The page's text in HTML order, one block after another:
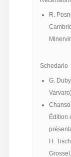
R.
Schedario
G.
Édition
H.